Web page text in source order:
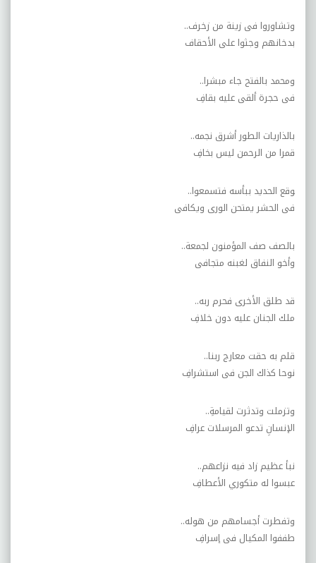
وتشاوروا فى زينة من زخرف..
بدخانهم وجثوا على الأحقاف
ومحمد بالفتح جاء مبشرا..
فى حجرة ألقى عليه بقافِ
بالذاريات الطور أشرق نجمه..
قمرا من الرحمن ليس بخافِ
‍وقع الحديد ببأسه فتسمعوا..
فى الحشر يمتحن الورى ويكافى
بالصف صف المؤمنون لجمعة..
وأخو النفاق لغبنه متجافى
قد طلق الأخرى فحرم ربه..
ملك الجنان عليه دون خلافِ
قلم به حقت معارج ربنا..
نوحا كذاك الجن فى استشرافِ
وتزملت وتدثرت لقيامةِ..
الإنسانِ تدعو المرسلات عرافِ
نبأ عظيم زاد فيه نزاعهم..
عبسوا له متكوري الأعطافِ
وتفطرت أجسامهم من هوله..
طففوا المكيال فى إسرافِ